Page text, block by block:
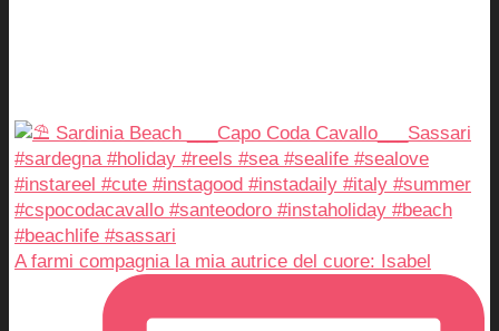
A farmi compagnia la mia autrice del cuore: Isabel